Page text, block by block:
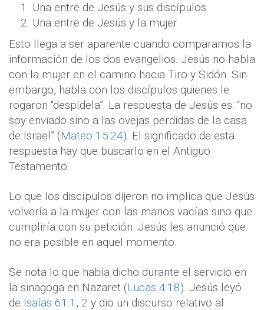
Una entre de Jesús y sus discípulos
Una entre de Jesús y la mujer
Esto llega a ser aparente cuando comparamos la
información de los dos evangelios. Jesús no habla
con la mujer en el camino hacia Tiro y Sidón. Sin
embargo, habla con los discípulos quienes le
rogaron “despídela”. La respuesta de Jesús es: “no
soy enviado sino a las ovejas perdidas de la casa
de Israel” (Mateo 15:24). El significado de esta
respuesta hay que buscarlo en el Antiguo
Testamento.
Lo que los discípulos dijeron no implica que Jesús
volvería a la mujer con las manos vacías sino que
cumpliría con su petición. Jesús les anunció que
no era posible en aquel momento.
Se nota lo que había dicho durante el servicio en
la sinagoga en Nazaret (Lucas 4:18). Jesús leyó
de Isaías 61:1 , 2 y dio un discurso relativo al